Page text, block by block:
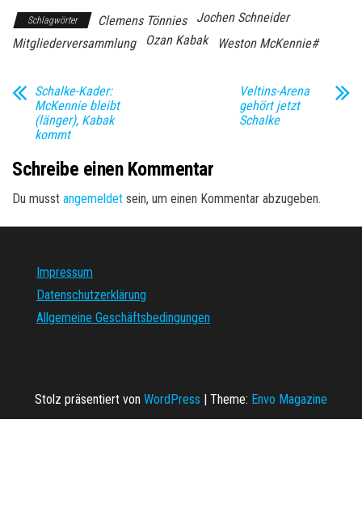
Schlagwörter Clemens Tönnies
Jochen Schneider
Mitgliederversammlung
Ozan Kabak Weston McKennie#
Schalke-Kader:
McKennie bleibt
(länger), Kabak
kommt
Veltins-Arena
gehört jetzt
Schalke
Schreibe einen Kommentar
Du musst angemeldet sein, um einen Kommentar abzugeben.
Impressum
Datenschutzerklärung
Allgemeine Geschäftsbedingungen
Stolz präsentiert von WordPress | Theme: Envo Magazine